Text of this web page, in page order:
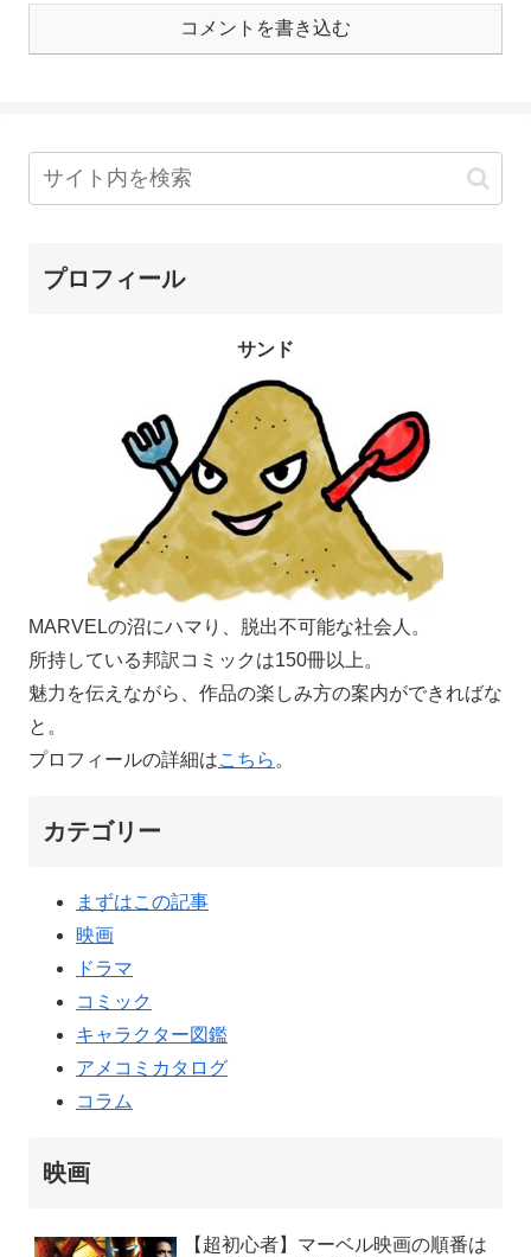
コメントを書き込む
プロフィール
サンド
MARVELの沼にハマり、脱出不可能な社会人。
所持している邦訳コミックは150冊以上。
魅力を伝えながら、作品の楽しみ方の案内ができればな
と。
プロフィールの詳細はこちら 。
カテゴリー
まずはこの記事
映画
ドラマ
コミック
キャラクター図鑑
アメコミカタログ
コラム
映画
【超初心者】マーベル映画の順番は